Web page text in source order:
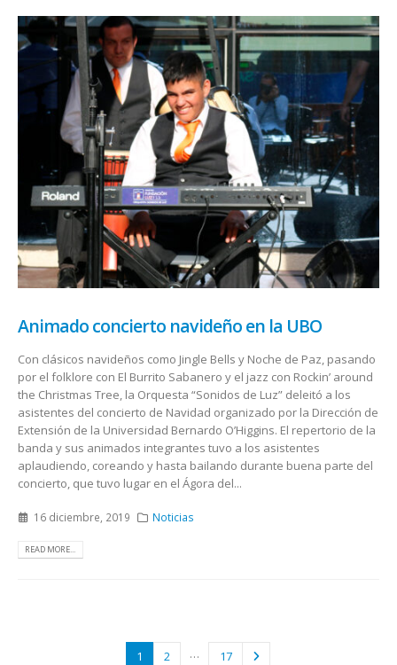
Animado concierto navideño en la UBO
Con clásicos navideños como Jingle Bells y Noche de Paz, pasando
por el folklore con El Burrito Sabanero y el jazz con Rockin’ around
the Christmas Tree, la Orquesta “Sonidos de Luz” deleitó a los
asistentes del concierto de Navidad organizado por la Dirección de
Extensión de la Universidad Bernardo O’Higgins. El repertorio de la
banda y sus animados integrantes tuvo a los asistentes
aplaudiendo, coreando y hasta bailando durante buena parte del
concierto, que tuvo lugar en el Ágora del...
16 diciembre, 2019 Noticias
READ MORE...
1 2 … 17